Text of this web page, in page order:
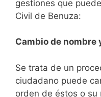
gestiones que
Civil de Benuza:
Cambio de nombre
Se trata de un
ciudadano puede
orden de éstos o su